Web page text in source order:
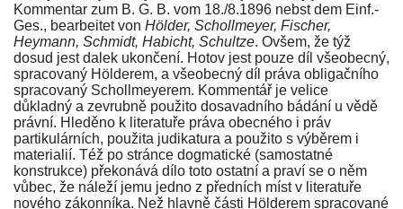
Kommentar zum B. G. B. vom 18./8.1896 nebst dem Einf.-
Ges., bearbeitet von Hölder, Schollmeyer, Fischer,
Heymann, Schmidt, Habicht, Schultze. Ovšem, že týž
dosud jest dalek ukončení. Hotov jest pouze díl všeobecný,
spracovaný Hölderem, a všeobecný díl práva obligačního
spracovaný Schollmeyerem. Kommentář je velice
důkladný a zevrubně použito dosavadního bádání u vědě
právní. Hleděno k literatuře práva obecného i práv
partikulárních, použita judikatura a použito s výběrem i
materialií. Též po stránce dogmatické (samostatné
konstrukce) překonává dílo toto ostatní a praví se o něm
vůbec, že náleží jemu jedno z předních míst v literatuře
nového zákonníka. Než hlavně části Hölderem spracované